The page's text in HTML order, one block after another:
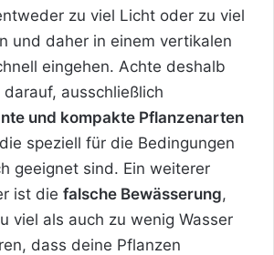
zu viel Licht oder zu viel
und daher in einem vertikalen
eingehen. Achte deshalb
ausschließlich
und kompakte Pflanzenarten
speziell für die Bedingungen
geeignet sind. Ein weiterer
ist die falsche Bewässerung,
viel als auch zu wenig Wasser
dass deine Pflanzen